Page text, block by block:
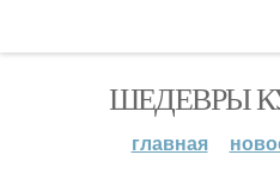
ШЕДЕВРЫ
главная